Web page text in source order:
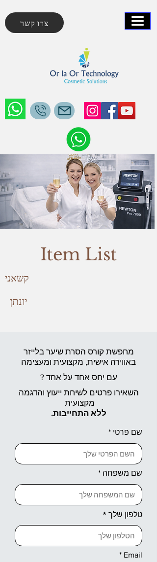
צרו קשר
Item List
קשאני
יונתן
מחפשת קורס הסרת שיער בלייזר
באווירה אישית, מקצועית ומעצימה
עם יחס אחד על אחד ?
השאירו פרטים לשיחת ייעוץ והדגמה
מקצועית
ללא התחייבות.
שם פרטי
שם משפחה
טלפון שלך
Email